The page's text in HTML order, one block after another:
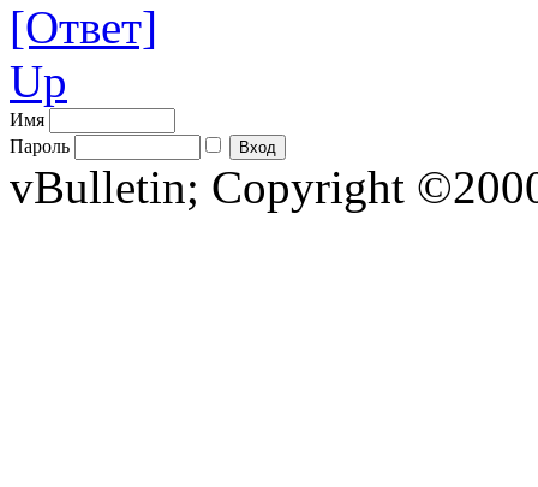
[Ответ]
Up
Имя
Пароль
vBulletin; Copyright